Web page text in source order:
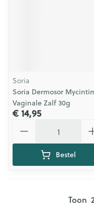
Soria
Soria Dermosor
Vaginale Zalf 30g
€ 14,95
Bestel
Toon